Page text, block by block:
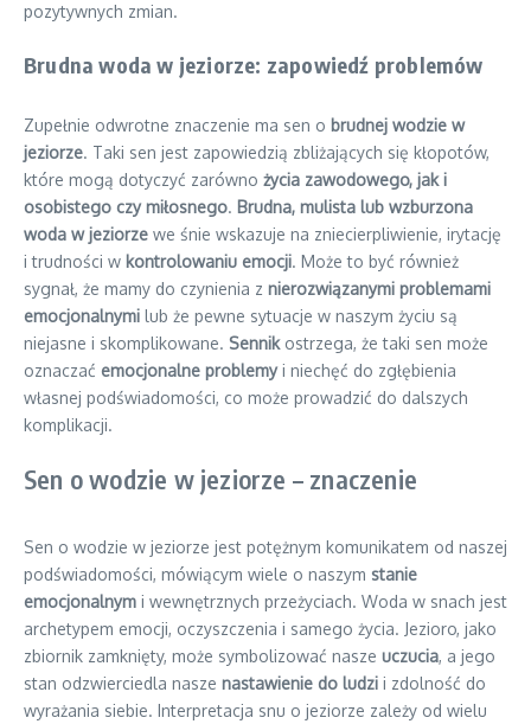
pozytywnych zmian.
Brudna woda w jeziorze: zapowiedź problemów
Zupełnie odwrotne znaczenie ma sen o brudnej wodzie w
jeziorze. Taki sen jest zapowiedzią zbliżających się kłopotów,
które mogą dotyczyć zarówno życia zawodowego, jak i
osobistego czy miłosnego. Brudna, mulista lub wzburzona
woda w jeziorze we śnie wskazuje na zniecierpliwienie, irytację
i trudności w kontrolowaniu emocji. Może to być również
sygnał, że mamy do czynienia z nierozwiązanymi problemami
emocjonalnymi lub że pewne sytuacje w naszym życiu są
niejasne i skomplikowane. Sennikostrzega, że taki sen może
oznaczać emocjonalne problemyi niechęć do zgłębienia
własnej podświadomości, co może prowadzić do dalszych
komplikacji.
Sen o wodzie w jeziorze – znaczenie
Sen o wodzie w jeziorze jest potężnym komunikatem od naszej
podświadomości, mówiącym wiele o naszym stanie
emocjonalnym i wewnętrznych przeżyciach. Woda w snach jest
archetypem emocji, oczyszczenia i samego życia. Jezioro, jako
zbiornik zamknięty, może symbolizować nasze uczucia, a jego
stan odzwierciedla nasze nastawienie do ludzi i zdolność do
wyrażania siebie. Interpretacja snu o jeziorze zależy od wielu